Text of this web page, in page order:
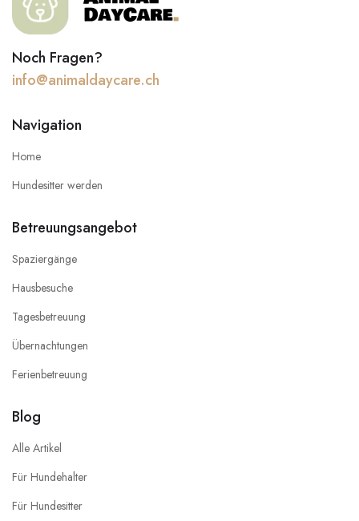
Noch Fragen?
info@animaldaycare.ch
Navigation
Home
Hundesitter werden
Betreuungsangebot
Spaziergänge
Hausbesuche
Tagesbetreuung
Übernachtungen
Ferienbetreuung
Blog
Alle Artikel
Für Hundehalter
Für Hundesitter